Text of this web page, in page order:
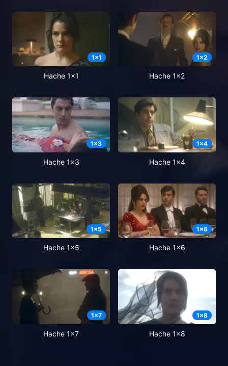
1x1
Hache 1x1
1x2
Hache 1x2
1x3
Hache 1x3
1x4
Hache 1x4
1x5
Hache 1x5
1x6
Hache 1x6
1x7
Hache 1x7
1x8
Hache 1x8